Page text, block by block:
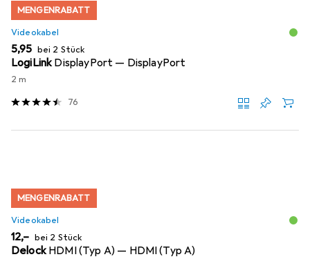
MENGENRABATT
Videokabel
EUR
5,95 bei 2 Stück
LogiLinkDisplayPort — DisplayPort
2 m
76
MENGENRABATT
Videokabel
EUR
12,– bei 2 Stück
Delock HDMI (Typ A) — HDMI (Typ A)